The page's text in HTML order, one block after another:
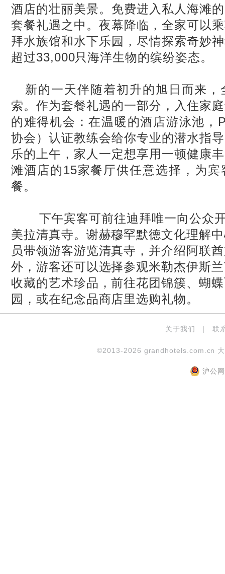
酒店的壮丽美景。免费进入私人海滩
套餐礼遇之中。夜幕降临，全家可以
拜水族馆和水下乐园，尽情探索奇妙
超过33,000只海洋生物的缤纷姿态。
新的一天伴随着初升的旭日而来
索。作为套餐礼遇的一部分，入住家
的难得机会：在温暖的酒店游泳池，
协会）认证教练会给你专业的潜水指
乐的上午，家人一定想享用一顿健康
滩酒店的15家餐厅供任意选择，为
餐。
下午宾客可前往迪拜唯一向公众
美拉清真寺。谢赫穆罕默德文化理解
员带领游客游览清真寺，并介绍阿联
外，游客还可以选择参观米勒杰伊斯
收藏的艺术珍品，前往花团锦簇、蝴
园，或在纪念品商店里选购礼物。
关于我们 | 联
©2013-2026 grandhotels.com.cn
沪公